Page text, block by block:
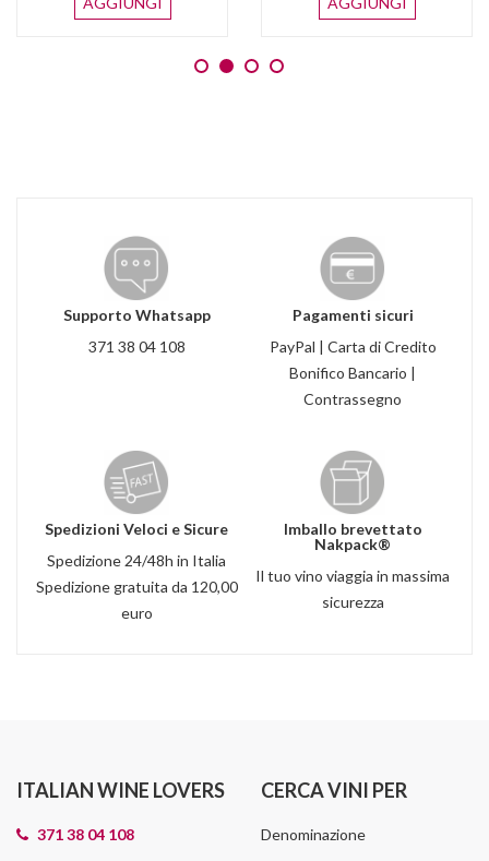
Supporto Whatsapp
371 38 04 108
Pagamenti sicuri
PayPal | Carta di Credito
Bonifico Bancario |
Contrassegno
Spedizioni Veloci e Sicure
Spedizione 24/48h in Italia
Spedizione gratuita da 120,00
euro
Imballo brevettato
Nakpack®
Il tuo vino viaggia in massima
sicurezza
ITALIAN WINE LOVERS
371 38 04 108
CERCA VINI PER
Denominazione